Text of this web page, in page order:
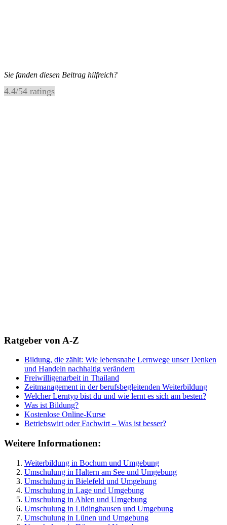
Sie fanden diesen Beitrag hilfreich?
4.4/54 ratings
Ratgeber von A-Z
Bildung, die zählt: Wie lebensnahe Lernwege unser Denken
und Handeln nachhaltig verändern
Freiwilligenarbeit in Thailand
Zeitmanagement in der berufsbegleitenden Weiterbildung
Welcher Lerntyp bist du und wie lernt es sich am besten?
Was ist Bildung?
Kostenlose Online-Kurse
Betriebswirt oder Fachwirt – Was ist besser?
Weitere Informationen:
Weiterbildung in Bochum und Umgebung
Umschulung in Haltern am See und Umgebung
Umschulung in Bielefeld und Umgebung
Umschulung in Lage und Umgebung
Umschulung in Ahlen und Umgebung
Umschulung in Lüdinghausen und Umgebung
Umschulung in Lünen und Umgebung